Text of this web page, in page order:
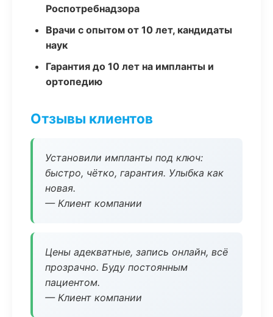
Роспотребнадзора
Врачи с опытом от 10 лет, кандидаты
наук
Гарантия до 10 лет на импланты и
ортопедию
Отзывы клиентов
Установили импланты под ключ:
быстро, чётко, гарантия. Улыбка как
новая.
— Клиент компании
Цены адекватные, запись онлайн, всё
прозрачно. Буду постоянным
пациентом.
— Клиент компании